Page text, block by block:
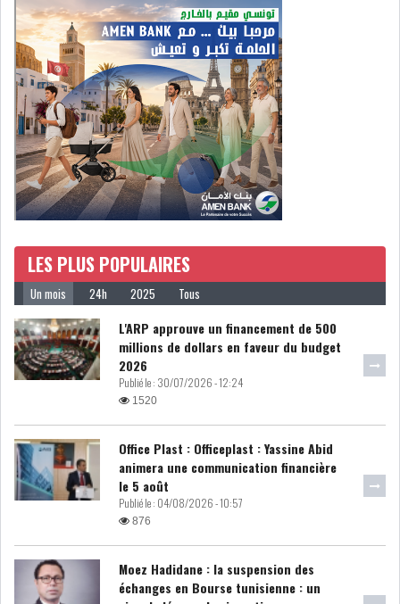
PRIVATISATION NOMINATION
ACTUALITÉS DES
SOCIÉTÉS
DEVISES
LOI DE FINANCE ENERGIE
MATIÈRES PREMIÈRES RATING
TOURISME
DONNÉES
MACROÉCONOMIQUES
HAUSSE DES RÉSERVES DE
DEVISES À 97 JOUR...
LE DÉFICIT COURANT SE
CREUSE À NOUVEAU,...
LES PLUS POPULAIRES
Un mois 24h 2025 Tous
L'ARP approuve un financement de 500
millions de dollars en faveur du budget
2026
Publié le : 30/07/2026 - 12:24
1520
Office Plast : Officeplast : Yassine Abid
animera une communication financière
le 5 août
Publié le : 04/08/2026 - 10:57
876
Moez Hadidane : la suspension des
échanges en Bourse tunisienne : un